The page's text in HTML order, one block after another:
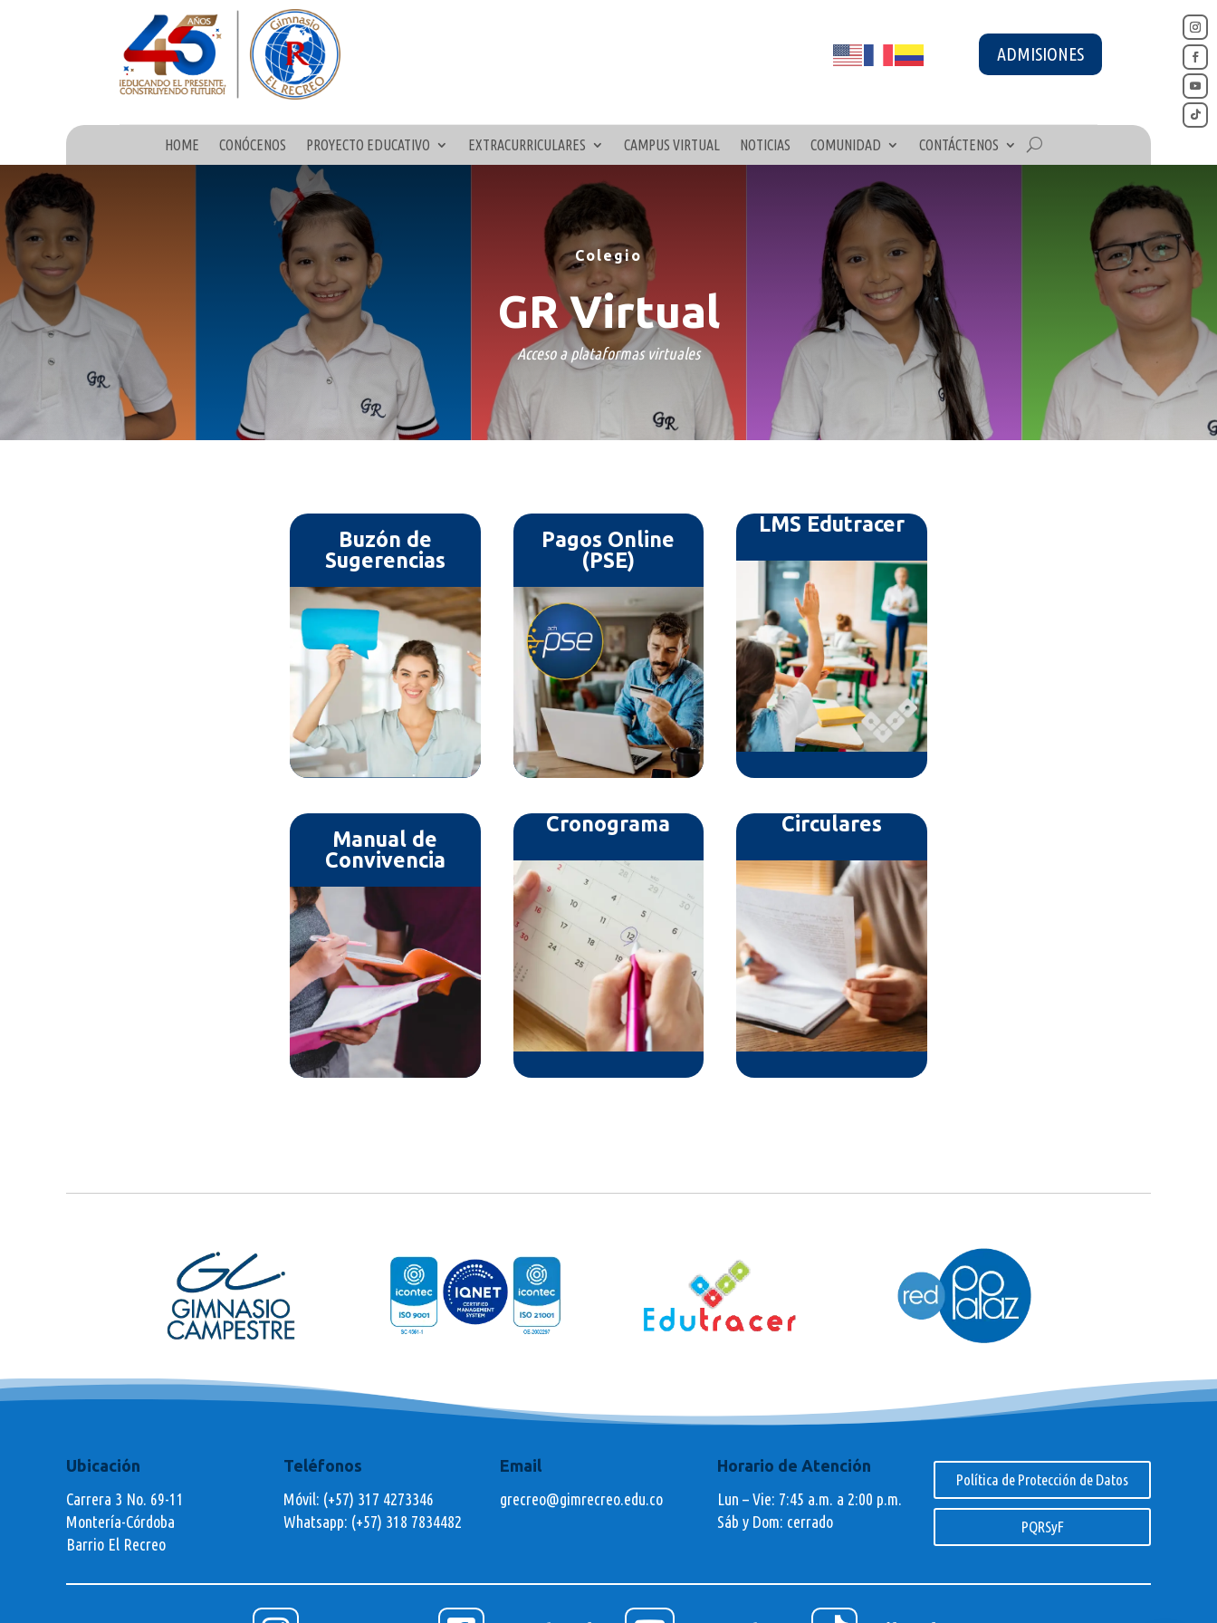
ADMISIONES
HOME CONÓCENOS PROYECTO EDUCATIVO EXTRACURRICULARES CAMPUS VIRTUAL NOTICIAS COMUNIDAD CONTÁCTENOS
Colegio
GR Virtual
Acceso a plataformas virtuales
Buzón de
Sugerencias
Pagos Online
(PSE)
LMS Edutracer
Manual de
Convivencia
Cronograma Circulares
Ubicación
Carrera 3 No. 69-11
Montería-Córdoba
Barrio El Recreo
Teléfonos
Móvil: (+57) 317 4273346
Whatsapp: (+57) 318 7834482
Email
grecreo@gimrecreo.edu.co
Horario de Atención
Lun – Vie: 7:45 a.m. a 2:00 p.m.
Sáb y Dom: cerrado
Política de Protección de Datos
PQRSyF